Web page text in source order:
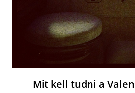
Mit kell tudni a